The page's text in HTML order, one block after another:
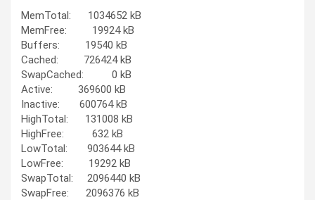
MemTotal: 1034652 kB
MemFree: 19924 kB
Buffers: 19540 kB
Cached: 726424 kB
SwapCached: 0 kB
Active: 369600 kB
Inactive: 600764 kB
HighTotal: 131008 kB
HighFree: 632 kB
LowTotal: 903644 kB
LowFree: 19292 kB
SwapTotal: 2096440 kB
SwapFree: 2096376 kB